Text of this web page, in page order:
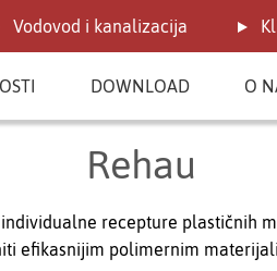
Vodovod i kanalizacija
DOWNLOAD O
Rehau
recepture plastičnih
efikasnijim polimernim